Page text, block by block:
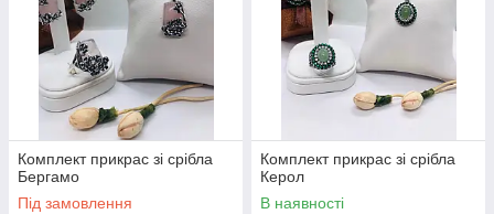
Комплект прикрас зі срібла
Бергамо
Під замовлення
Комплект прикрас зі срібла
Керол
В наявності